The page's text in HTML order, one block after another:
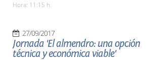
Hora: 11:15 h.
27/09/2017
Jornada 'El almendro: una opción
técnica y económica viable'